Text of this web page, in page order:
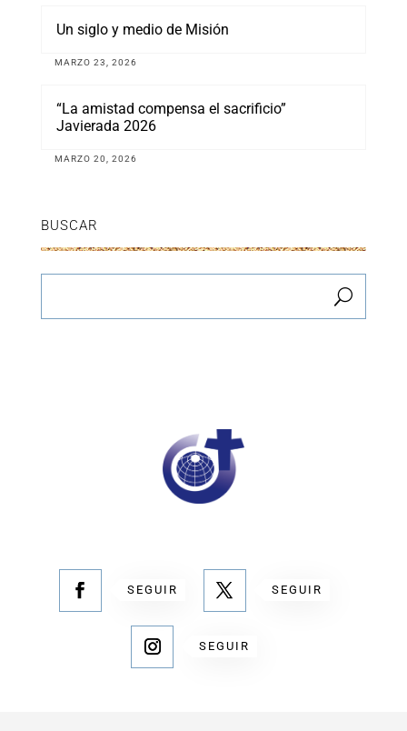
Un siglo y medio de Misión
MARZO 23, 2026
“La amistad compensa el sacrificio”
Javierada 2026
MARZO 20, 2026
BUSCAR
SEGUIR SEGUIR
SEGUIR